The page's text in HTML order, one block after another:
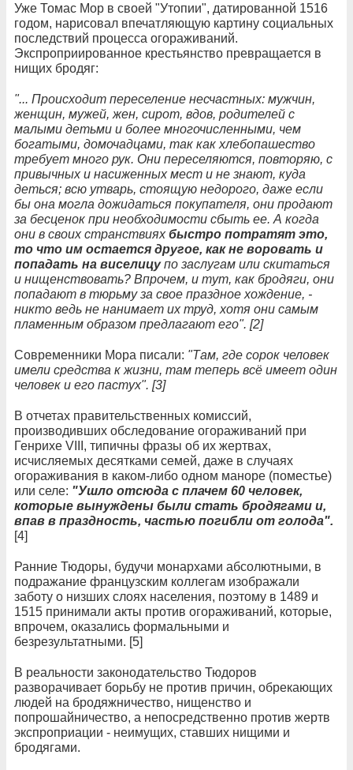
Уже Томас Мор в своей "Утопии", датированной 1516
годом, нарисовал впечатляющую картину социальных
последствий процесса огораживаний.
Экспроприированное крестьянство превращается в
нищих бродяг:
"... Происходит переселение несчастных: мужчин,
женщин, мужей, жен, сирот, вдов, родителей с
малыми детьми и более многочисленными, чем
богатыми, домочадцами, так как хлебопашество
требует много рук. Они переселяются, повторяю, с
привычных и насиженных мест и не знают, куда
деться; всю утварь, стоящую недорого, даже если
бы она могла дожидаться покупателя, они продают
за бесценок при необходимости сбыть ее. А когда
они в своих странствияхбыстро потратят это,
то что им остается другое, как не воровать и
попадать на виселицупо заслугам или скитаться
и нищенствовать? Впрочем, и тут, как бродяги, они
попадают в тюрьму за свое праздное хождение, -
никто ведь не нанимает их труд, хотя они самым
пламенным образом предлагают его". [2]
Современники Мора писали: "Там, где сорок человек
имели средства к жизни, там теперь всё имеет один
человек и его пастух". [3]
В отчетах правительственных комиссий,
производивших обследование огораживаний при
Генрихе VIII, типичны фразы об их жертвах,
исчисляемых десятками семей, даже в случаях
огораживания в каком-либо одном маноре (поместье)
или селе: "Ушло отсюда с плачем 60 человек,
которые вынуждены были стать бродягами и,
впав в праздность, частью погибли от голода".
[4]
Ранние Тюдоры, будучи монархами абсолютными, в
подражание французским коллегам изображали
заботу о низших слоях населения, поэтому в 1489 и
1515 принимали акты против огораживаний, которые,
впрочем, оказались формальными и
безрезультатными. [5]
В реальности законодательство Тюдоров
разворачивает борьбу не против причин, обрекающих
людей на бродяжничество, нищенство и
попрошайничество, а непосредственно против жертв
экспроприации - неимущих, ставших нищими и
бродягами.